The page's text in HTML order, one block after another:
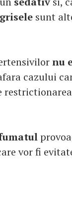
sunt
nu
cazului
vor fi